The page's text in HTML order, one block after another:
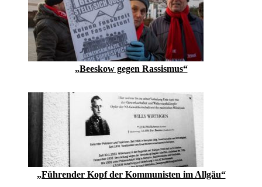
„Beeskow gegen Rassismus“
„Führender Kopf der Kommunisten im Allgäu“